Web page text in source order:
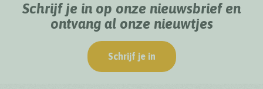
Schrijf je in op onze nieuwsbrief en
ontvang al onze nieuwtjes
Schrijf je in